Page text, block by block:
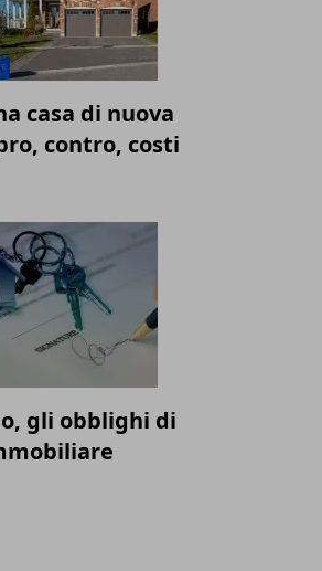
casa di nuova
contro, costi
gli obblighi di